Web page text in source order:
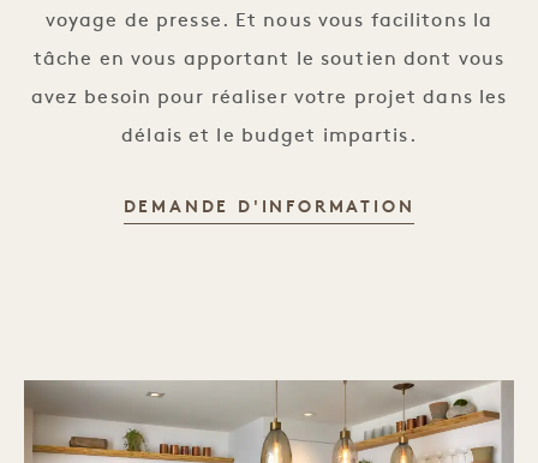
voyage de presse. Et nous vous facilitons la
tâche en vous apportant le soutien dont vous
avez besoin pour réaliser votre projet dans les
délais et le budget impartis.
DEMANDE D'INFORMATION